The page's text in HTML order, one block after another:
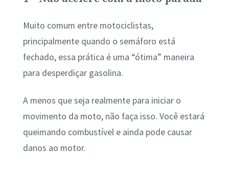
Muito comum entre motociclistas,
principalmente quando o semáforo está
fechado, essa prática é uma “ótima” maneira
para desperdiçar gasolina.
A menos que seja realmente para iniciar o
movimento da moto, não faça isso. Você estará
queimando combustível e ainda pode causar
danos ao motor.